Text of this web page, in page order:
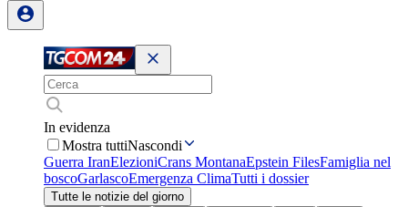
In evidenza
Mostra tuttiNascondi
Guerra IranElezioniCrans MontanaEpstein FilesFamiglia nel
boscoGarlascoEmergenza ClimaTutti i dossier
Tutte le notizie del giorno